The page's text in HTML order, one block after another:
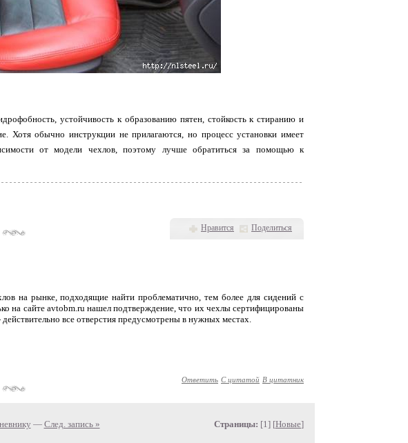
устойчивость к образованию пятен, стойкость к стиранию и
Хотя обычно инструкции не прилагаются, но процесс установки имеет
от модели чехлов, поэтому лучше обратиться за помощью к
Нравится Поделиться
на рынке, подходящие найти проблематично, тем более для сидений с
на сайте avtobm.ru нашел подтверждение, что их чехлы сертифицированы
все отверстия предусмотрены в нужных местах.
Ответить С цитатой В цитатник
— След. запись » Страницы: [1] [Новые]